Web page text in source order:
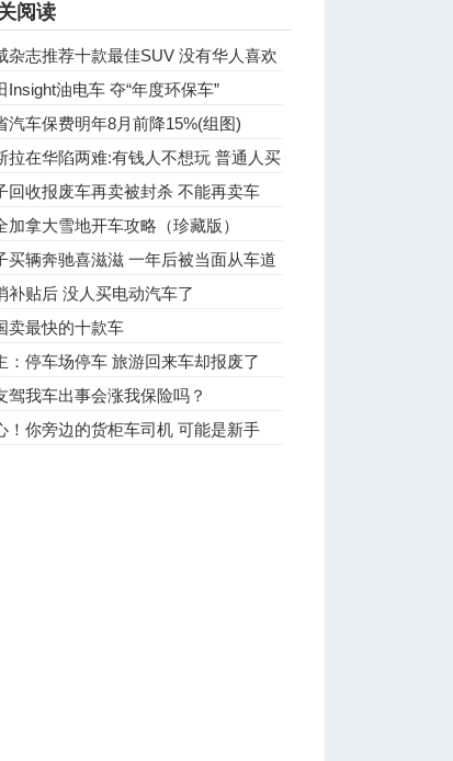
阅读
杂志推荐十款最佳SUV 没有华人喜欢
Insight油电车 夺“年度环保车”
汽车保费明年8月前降15%(组图)
拉在华陷两难:有钱人不想玩 普通人买
回收报废车再卖被封杀 不能再卖车
加拿大雪地开车攻略（珍藏版）
买辆奔驰喜滋滋 一年后被当面从车道
走
补贴后 没人买电动汽车了
卖最快的十款车
：停车场停车 旅游回来车却报废了
驾我车出事会涨我保险吗？
！你旁边的货柜车司机 可能是新手